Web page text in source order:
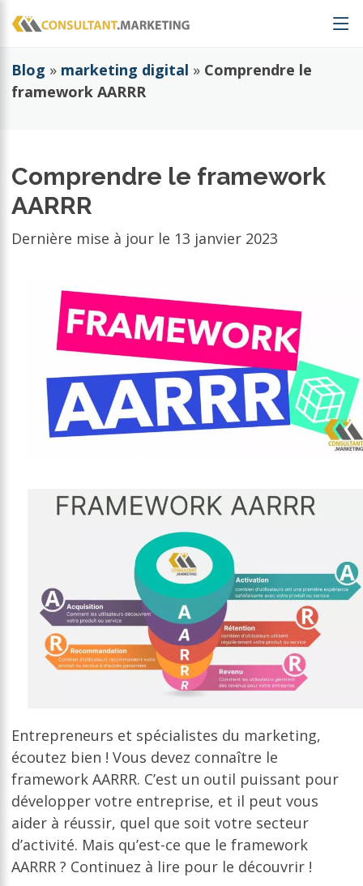
Blog » marketing digital » Comprendre le
framework AARRR
Comprendre le framework
AARRR
Dernière mise à jour le 13 janvier 2023
Entrepreneurs et spécialistes du marketing,
écoutez bien ! Vous devez connaître le
framework AARRR. C’est un outil puissant pour
développer votre entreprise, et il peut vous
aider à réussir, quel que soit votre secteur
d’activité. Mais qu’est-ce que le framework
AARRR ? Continuez à lire pour le découvrir !